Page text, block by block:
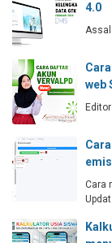
4.0
web
Cara